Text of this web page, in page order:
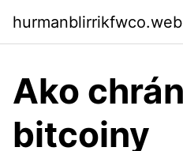
Ako
bitcoiny